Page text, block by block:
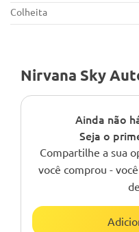
Colheita
Nirvana Sky
Ainda não
Seja o
Compartilhe a sua
você comprou -